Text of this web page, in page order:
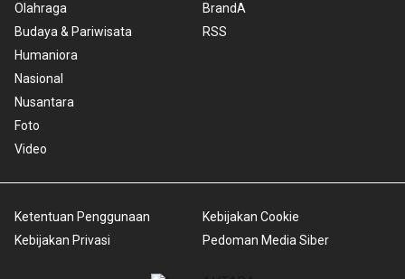
Olahraga
Budaya & Pariwisata
Humaniora
Nasional
Nusantara
Foto
Video
BrandA
RSS
Ketentuan Penggunaan
Kebijakan Privasi
Kebijakan Cookie
Pedoman Media Siber